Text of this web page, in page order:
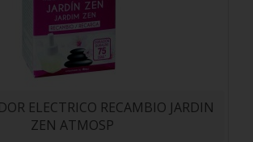
ELECTRICO RECAMBIO JARDIN
ZEN ATMOSP